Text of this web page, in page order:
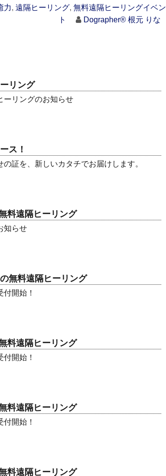
力, 遠隔ヒーリング, 無料遠隔ヒーリングイベン
ト
Dographer® 根元 りな
リング
ーリングのお知らせ
ス！
証を、新しいカタチでお届けします。
料遠隔ヒーリング
知らせ
無料遠隔ヒーリング
開始！
料遠隔ヒーリング
開始！
料遠隔ヒーリング
開始！
料遠隔ヒーリング